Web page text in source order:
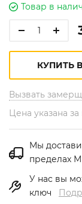
Товар в
Вызвать
КУПИТЬ
Цена указана
Мы
пределах
У нас вы
ключ